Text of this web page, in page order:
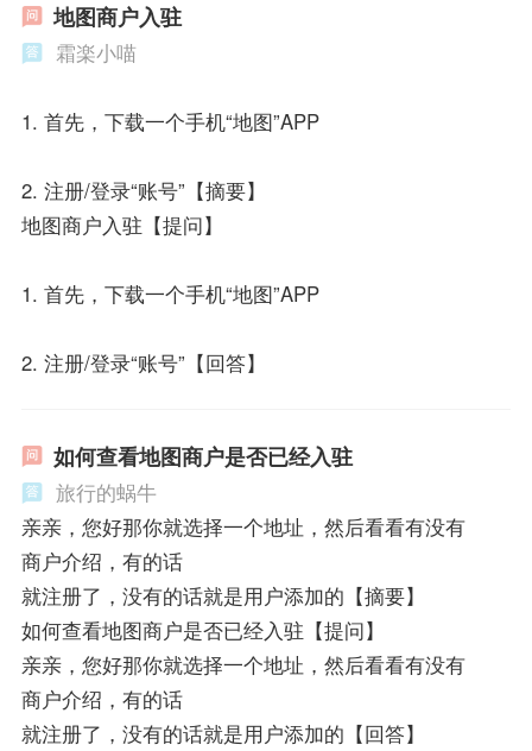
地图商户入驻
霜楽小喵
1. 首先，下载一个手机“地图”APP
2. 注册/登录“账号”【摘要】
地图商户入驻【提问】
1. 首先，下载一个手机“地图”APP
2. 注册/登录“账号”【回答】
如何查看地图商户是否已经入驻
旅行的蜗牛
亲亲，您好那你就选择一个地址，然后看看有没有
商户介绍，有的话
就注册了，没有的话就是用户添加的【摘要】
如何查看地图商户是否已经入驻【提问】
亲亲，您好那你就选择一个地址，然后看看有没有
商户介绍，有的话
就注册了，没有的话就是用户添加的【回答】